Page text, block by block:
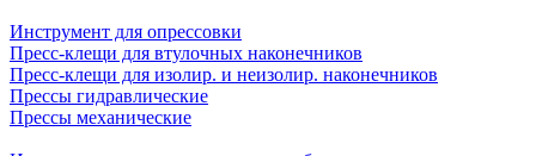
Инструмент для опрессовки
Пресс-клещи для втулочных наконечников
Пресс-клещи для изолир. и неизолир. наконечников
Прессы гидравлические
Прессы механические